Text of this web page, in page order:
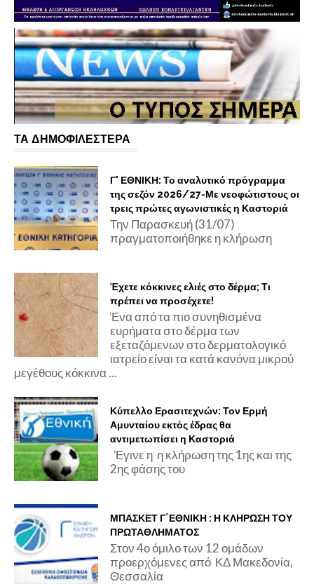
ΤΑ ΔΗΜΟΦΙΛΕΣΤΕΡΑ
Γ' ΕΘΝΙΚΗ: Το αναλυτικό πρόγραμμα
της σεζόν 2026/27-Με νεοφώτιστους οι
τρεις πρώτες αγωνιστικές η Καστοριά
Την Παρασκευή (31/07)
πραγματοποιήθηκε η κλήρωση
Έχετε κόκκινες ελιές στο δέρμα; Τι
πρέπει να προσέχετε!
Ένα από τα πιο συνηθισμένα
ευρήματα στο δέρμα των
εξεταζόμενων στο δερματολογικό
ιατρείο είναι τα κατά κανόνα μικρού
μεγέθους κόκκινα ...
Κύπελλο Ερασιτεχνών: Τον Ερμή
Αμυνταίου εκτός έδρας θα
αντιμετωπίσει η Καστοριά
Έγινε η η κλήρωση της 1ης και της
2ης φάσης του
ΜΠΑΣΚΕΤ Γ΄ΕΘΝΙΚΗ : Η ΚΛΗΡΩΣΗ ΤΟΥ
ΠΡΩΤΑΘΛΗΜΑΤΟΣ
Στον 4ο όμιλο των 12 ομάδων
προερχόμενες από ΚΔ Μακεδονία,
Θεσσαλία